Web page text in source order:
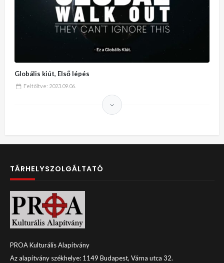
Globális kiút, Első lépés
Feltöltve: 2023.09.06.
TÁRHELYSZOLGÁLTATÓ
PROA Kulturális Alapítvány
Az alapítvány székhelye: 1149 Budapest, Várna utca 32.